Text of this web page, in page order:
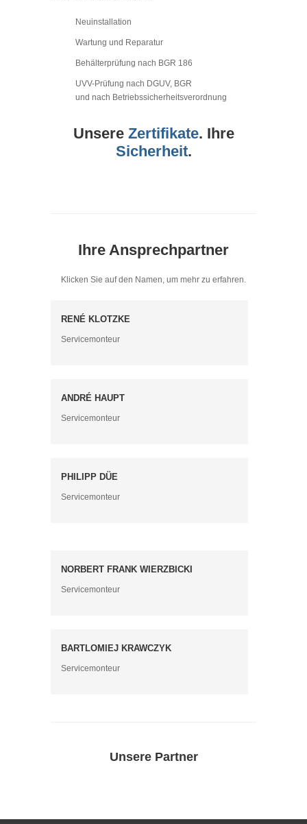
Neuinstallation
Wartung und Reparatur
Behälterprüfung nach BGR 186
UVV-Prüfung nach DGUV, BGR
und nach Betriebssicherheitsverordnung
Unsere Zertifikate. Ihre
Sicherheit.
Ihre Ansprechpartner
Klicken Sie auf den Namen, um mehr zu erfahren.
RENÉ KLOTZKE
Servicemonteur
ANDRÉ HAUPT
Servicemonteur
PHILIPP DÜE
Servicemonteur
NORBERT FRANK WIERZBICKI
Servicemonteur
BARTLOMIEJ KRAWCZYK
Servicemonteur
Unsere Partner